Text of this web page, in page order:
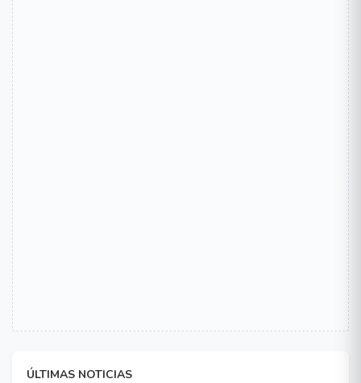
ÚLTIMAS NOTICIAS